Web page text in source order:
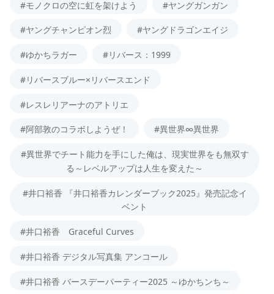
#モノクロの空に虹を架けよう #ヤングガンガン
#ヤングチャンピオン烈 #ヤングドラゴンエイジ
#ゆかちラガー #リバース：1999
#リバースブルー×リバースエンド
#レスレリアーナのアトリエ
#阿部敦のコラボしようぜ！ #異世界∞異世界
#異世界でチート能力を手にした俺は、現実世界をも無双す
る～レベルアップは人生を変えた～
#井口裕香 『井口裕香カレンダーブック2025』発売記念イ
ベント
#井口裕香 Graceful Curves
#井口裕香 デジタル写真集 アンコール
#井口裕香 バースデーパーティー2025 ～ゆかちンち～